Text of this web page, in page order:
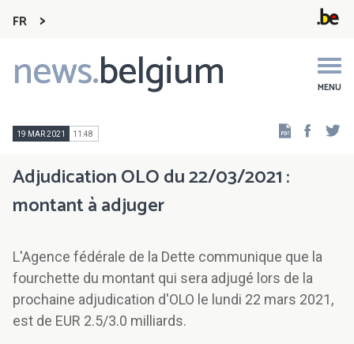
FR
news.belgium MENU
Main
navigation
19 MAR 2021 11:48
Adjudication OLO du 22/03/2021 :
montant à adjuger
L'Agence fédérale de la Dette communique que la
fourchette du montant qui sera adjugé lors de la
prochaine adjudication d'OLO le lundi 22 mars 2021,
est de EUR 2.5/3.0 milliards.